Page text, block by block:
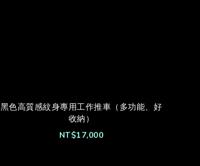
黑色高質感紋身專用工作推車（多功能、好
收納）
NT$17,000